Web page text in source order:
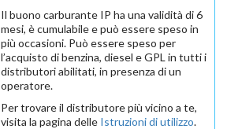
Il buono carburante IP ha una validità di 6
mesi, è cumulabile e può essere speso in
più occasioni. Può essere speso per
l’acquisto di benzina, diesel e GPL in tutti i
distributori abilitati, in presenza di un
operatore.
Per trovare il distributore più vicino a te,
visita la pagina delle Istruzioni di utilizzo.